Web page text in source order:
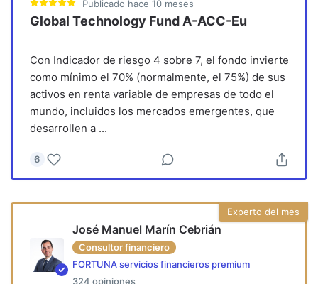
Publicado hace 10 meses
Global Technology Fund A-ACC-Eu
Con Indicador de riesgo 4 sobre 7, el fondo invierte
como mínimo el 70% (normalmente, el 75%) de sus
activos en renta variable de empresas de todo el
mundo, incluidos los mercados emergentes, que
desarrollen a...
6
Experto del mes
José Manuel Marín Cebrián
Consultor financiero
FORTUNA servicios financieros premium
324 opiniones